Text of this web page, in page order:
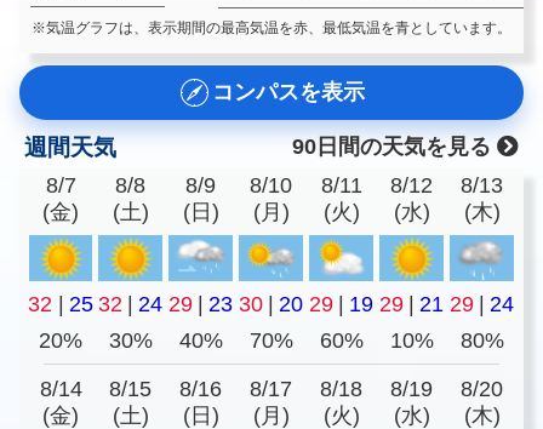
※気温グラフは、表示期間の最高気温を赤、最低気温を青としています。
コンパスを表示
週間天気
90日間の天気を見る
8/7
(金)
8/8
(土)
8/9
(日)
8/10
(月)
8/11
(火)
8/12
(水)
8/13
(木)
32 | 25 32 | 24 29 | 23 30 | 20 29 | 19 29 | 21 29 | 24
20%
30% 40% 70% 60% 10% 80%
8/14
(金)
8/15
(土)
8/16
(日)
8/17
(月)
8/18
(火)
8/19
(水)
8/20
(木)